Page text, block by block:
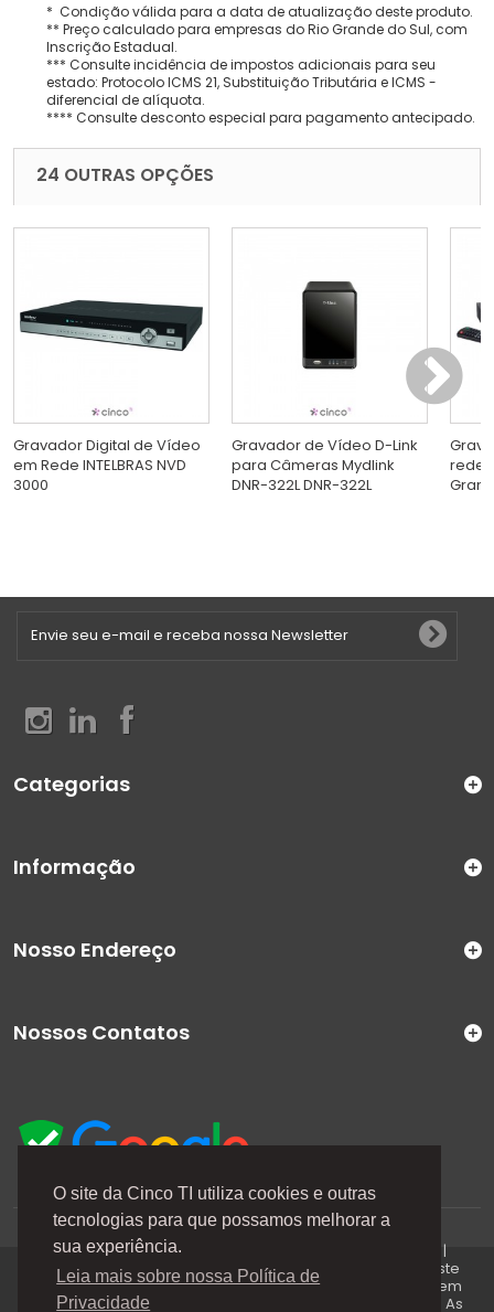
O site da Cinco TI utiliza cookies e outras
tecnologias para que possamos melhorar a
sua experiência.
Leia mais sobre nossa Política de
Privacidade
* Condição válida para a data de atualização deste produto.
** Preço calculado para empresas do Rio Grande do Sul, com
Inscrição Estadual.
*** Consulte incidência de impostos adicionais para seu
estado: Protocolo ICMS 21, Substituição Tributária e ICMS -
diferencial de alíquota.
**** Consulte desconto especial para pagamento antecipado.
24 OUTRAS OPÇÕES
Gravador Digital de Vídeo
em Rede INTELBRAS NVD
3000
Gravador de Vídeo D-Link
para Câmeras Mydlink
DNR-322L DNR-322L
rede
Categorias
Informação
A Cinco TI (5TI) é uma marca registrada de CINCO TI
COMERCIO E SERVICOS LTDA | CNPJ: 08.307.867/0001-04 |
Todos os direitos reservados. Os preços anunciados neste
site ou via e-mails promocionais podem ser alterados sem
prévio aviso. A 5TI não é responsável por erros descritos. As
Nosso Endereço
Nossos Contatos